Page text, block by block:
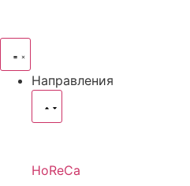
Направления
HoReCa